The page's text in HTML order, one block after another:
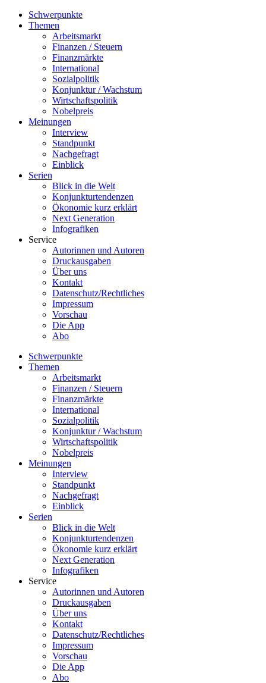
Schwerpunkte
Themen
Arbeitsmarkt
Finanzen / Steuern
Finanzmärkte
International
Sozialpolitik
Konjunktur / Wachstum
Wirtschaftspolitik
Nobelpreis
Meinungen
Interview
Standpunkt
Nachgefragt
Einblick
Serien
Blick in die Welt
Konjunkturtendenzen
Ökonomie kurz erklärt
Next Generation
Infografiken
Service
Autorinnen und Autoren
Druckausgaben
Über uns
Kontakt
Datenschutz/Rechtliches
Impressum
Vorschau
Die App
Abo
Schwerpunkte
Themen
Arbeitsmarkt
Finanzen / Steuern
Finanzmärkte
International
Sozialpolitik
Konjunktur / Wachstum
Wirtschaftspolitik
Nobelpreis
Meinungen
Interview
Standpunkt
Nachgefragt
Einblick
Serien
Blick in die Welt
Konjunkturtendenzen
Ökonomie kurz erklärt
Next Generation
Infografiken
Service
Autorinnen und Autoren
Druckausgaben
Über uns
Kontakt
Datenschutz/Rechtliches
Impressum
Vorschau
Die App
Abo